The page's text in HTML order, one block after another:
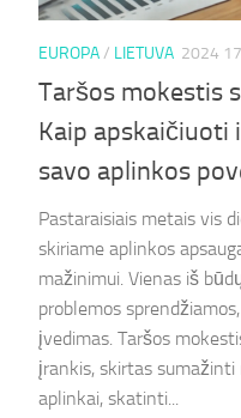
EUROPA/ LIETUVA 2024
Taršos mokestis
Kaip apskaičiuoti
savo aplinkos
Pastaraisiais metais vis
skiriame aplinkos
mažinimui. Vienas iš
problemos
įvedimas. Taršos
įrankis, skirtas sumažinti
aplinkai, skatinti...